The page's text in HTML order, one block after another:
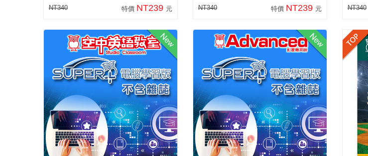
NT340 特價 NT239 元 NT340 特價 NT239 元 NT340